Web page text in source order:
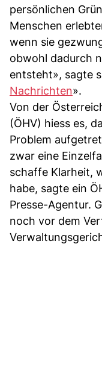
persönlichen
Menschen
wenn sie
obwohl dadurch
entsteht», sagte
Nachrichten».
Von der
(ÖHV) hiess es,
Problem
zwar eine
schaffe Klarheit,
habe, sagte ein
Presse-Agentur.
noch vor dem